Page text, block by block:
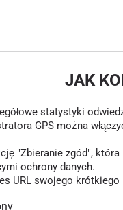
JAK
statystyki
GPS można
"Zbieranie zgód",
ochrony danych.
URL swojego krótkiego